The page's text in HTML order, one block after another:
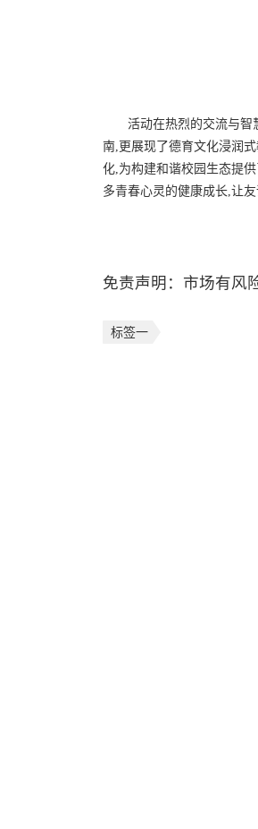
活动在热烈的交流与智
南,更展现了德育文化浸润
化,为构建和谐校园生态提
多青春心灵的健康成长,让
免责声明：市场有风
标签一